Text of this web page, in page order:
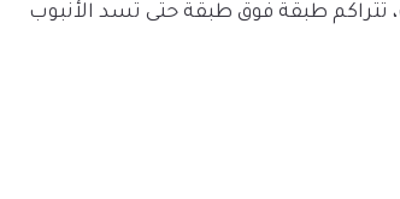
تتراكم طبقة فوق طبقة حتى تسد الأنبوب